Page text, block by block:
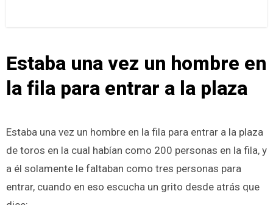
Estaba una vez un hombre en
la fila para entrar a la plaza
Estaba una vez un hombre en la fila para entrar a la plaza
de toros en la cual habían como 200 personas en la fila, y
a él solamente le faltaban como tres personas para
entrar, cuando en eso escucha un grito desde atrás que